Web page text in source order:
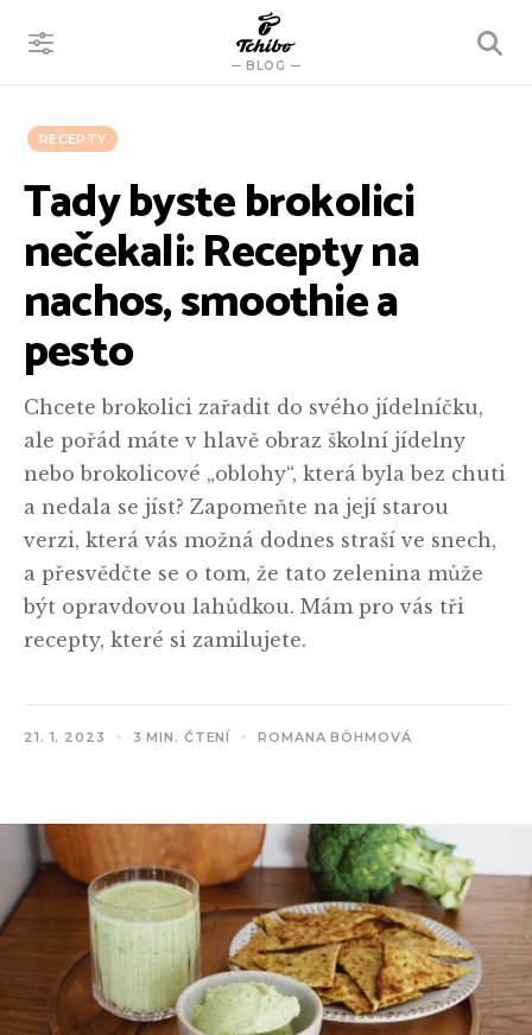
BLOG
VYHLEDÁVÁNÍ
RECEPTY
Tady byste brokolici
nečekali: Recepty na
nachos, smoothie a
pesto
Chcete brokolici zařadit do svého jídelníčku,
ale pořád máte v hlavě obraz školní jídelny
nebo brokolicové „oblohy“, která byla bez chuti
a nedala se jíst? Zapomeňte na její starou
verzi, která vás možná dodnes straší ve snech,
a přesvědčte se o tom, že tato zelenina může
být opravdovou lahůdkou. Mám pro vás tři
recepty, které si zamilujete.
21. 1. 2023 3 MIN. ČTENÍ ROMANA BÖHMOVÁ